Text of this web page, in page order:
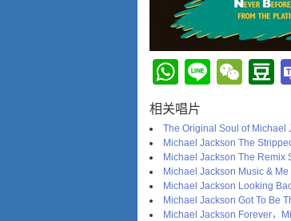
Line
相关唱片
The Original Soul of Michael
Michael Jackson The
Michael Jackson The Remix
Michael Jackson Music & Me
Michael Jackson Looking
Michael Jackson Got To Be
Michael Jackson Forever，